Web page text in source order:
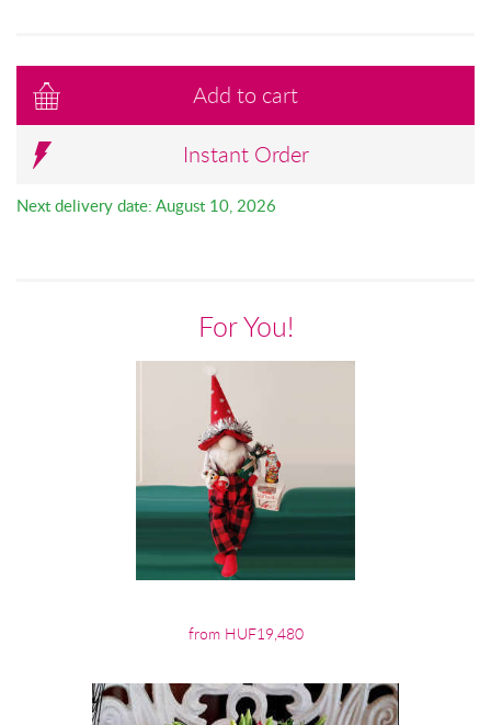
Add to cart
Instant Order
Next delivery date: August 10, 2026
For You!
from HUF19,480